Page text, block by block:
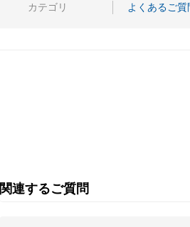
カテゴリ よくあるご
関連するご質問